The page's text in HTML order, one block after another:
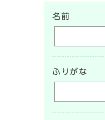
名前
ふりがな